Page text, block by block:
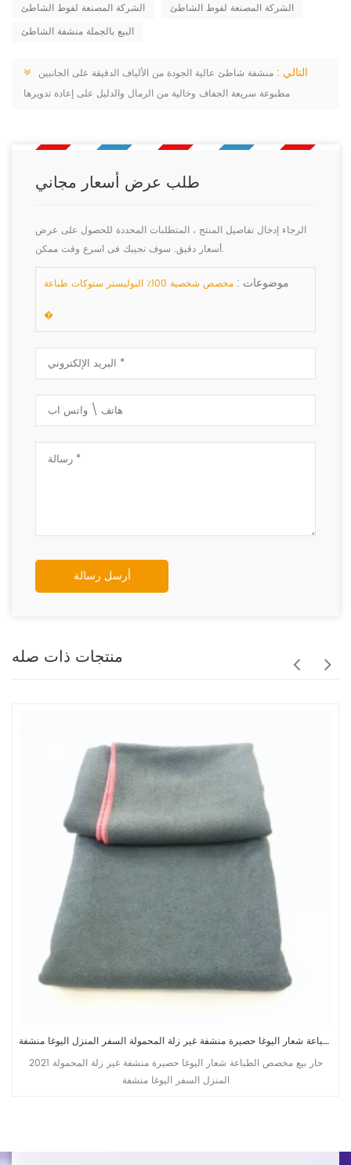
الشركة المصنعة لفوط الشاطئ
الشركة المصنعة لفوط الشاطئ
البيع بالجملة منشفة الشاطئ
التالي : منشفة شاطئ عالية الجودة من الألياف الدقيقة على الجانبين
مطبوعة سريعة الجفاف وخالية من الرمال والدليل على إعادة تدويرها
طلب عرض أسعار مجاني
الرجاء إدخال تفاصيل المنتج ، المتطلبات المحددة للحصول على عرض
أسعار دقيق. سوف نجيبك فى اسرع وقت ممكن.
موضوعات : مخصص شخصية 100٪ البوليستر ستوكات طباعة
�
أرسل رسالة
منتجات ذات صله
مخصص طباعة شعار اليوغا حصيرة منشفة غير زلة المحمولة السفر المنزل اليوغا منشفة
2021 حار بيع مخصص الطباعة شعار اليوغا حصيرة منشفة غير زلة المحمولة
المنزل السفر اليوغا منشفة